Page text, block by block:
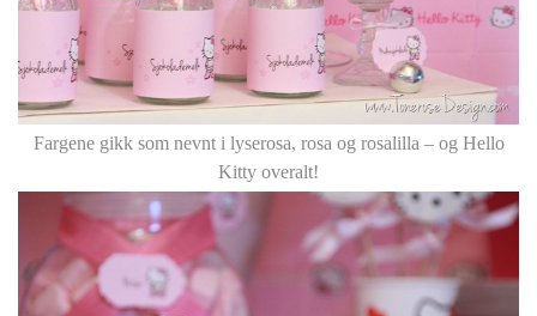
Fargene gikk som nevnt i lyserosa, rosa og rosalilla – og Hello
Kitty overalt!